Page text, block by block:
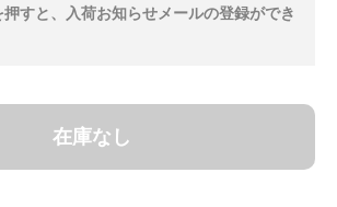
押すと、入荷お知らせメールの登録ができ
在庫なし